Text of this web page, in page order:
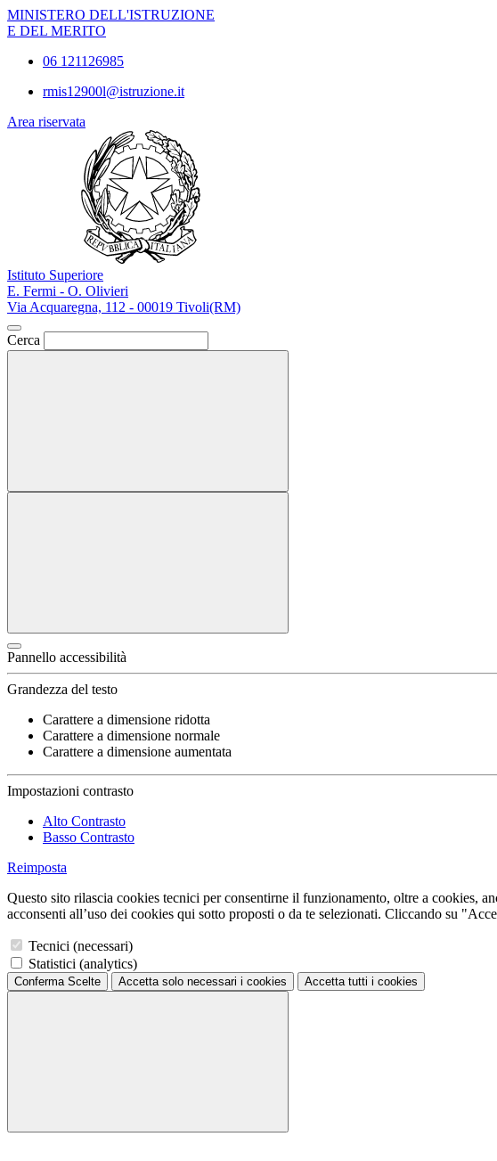
MINISTERO DELL'ISTRUZIONE
E DEL MERITO
06 121126985
rmis12900l@istruzione.it
Area riservata
Istituto Superiore
E. Fermi - O. Olivieri
Via Acquaregna, 112 - 00019 Tivoli(RM)
Cerca
Pannello accessibilità
Grandezza del testo
Carattere a dimensione ridotta
Carattere a dimensione normale
Carattere a dimensione aumentata
Impostazioni contrasto
Alto Contrasto
Basso Contrasto
Reimposta
Questo sito rilascia cookies tecnici per consentirne il funzionamento, oltre a cookies,
acconsenti all’uso dei cookies qui sotto proposti o da te selezionati. Cliccando su
Tecnici (necessari)
Statistici (analytics)
Conferma Scelte Accetta solo necessari i cookies Accetta tutti i cookies